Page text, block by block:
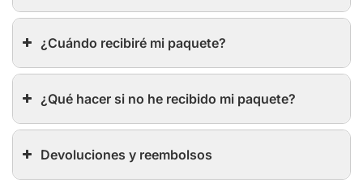
¿Cuándo recibiré mi paquete?
¿Qué hacer si no he recibido mi paquete?
Devoluciones y reembolsos